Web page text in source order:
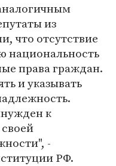
из
что отсутствие
национальность
права граждан.
и указывать
к
-
РФ.